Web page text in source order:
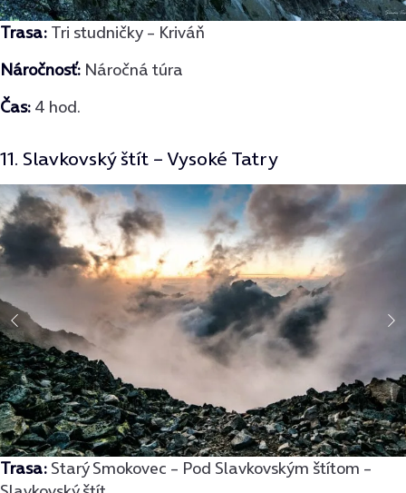
Trasa: Tri studničky – Kriváň
Náročnosť: Náročná túra
Čas: 4 hod.
11. Slavkovský štít – Vysoké Tatry
Trasa: Starý Smokovec – Pod Slavkovským štítom –